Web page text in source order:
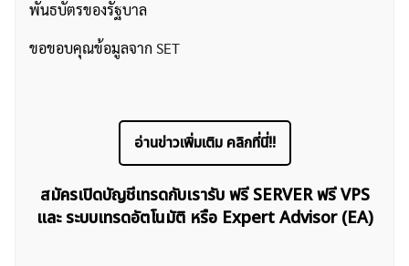
พันธบัตรของรัฐบาล
ขอขอบคุณข้อมูลจาก SET
อ่านข่าวเพิ่มเติม คลิกที่นี่!!
สมัครเปิดบัญชีเทรดกับเรารับ ฟรี SERVER ฟรี VPS
และ ระบบเทรดอัตโนมัติ หรือ Expert Advisor (EA)